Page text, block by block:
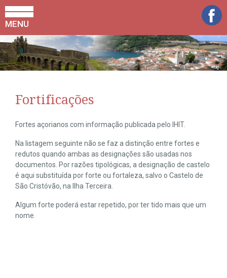
MENU
Fortificações
Fortes açorianos com informação publicada pelo IHIT.
Na listagem seguinte não se faz a distinção entre fortes e
redutos quando ambas as designações são usadas nos
documentos. Por razões tipológicas, a designação de castelo
é aqui substituída por forte ou fortaleza, salvo o Castelo de
São Cristóvão, na Ilha Terceira.
Algum forte poderá estar repetido, por ter tido mais que um
nome.